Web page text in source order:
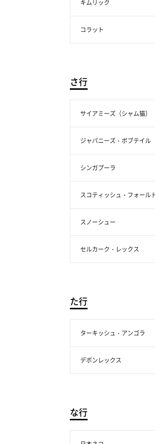
キムリック
コラット
さ行
サイアミーズ（シャム猫）
ジャパニーズ・ボブテイル
シンガプーラ
スコティッシュ・フォール
スノーシュー
セルカーク・レックス
た行
ターキッシュ・アンゴラ
デボンレックス
な行